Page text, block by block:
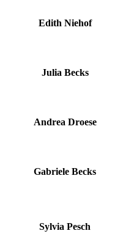
Edith Niehof
Julia Becks
Andrea Droese
Gabriele Becks
Sylvia Pesch